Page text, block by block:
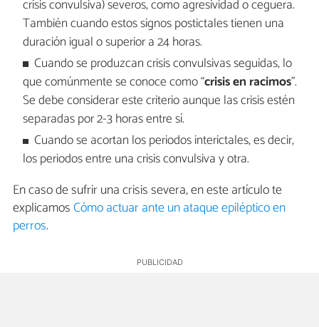
crisis convulsiva) severos, como agresividad o ceguera.
También cuando estos signos postictales tienen una
duración igual o superior a 24 horas.
Cuando se produzcan crisis convulsivas seguidas, lo
que comúnmente se conoce como “crisis en racimos”.
Se debe considerar este criterio aunque las crisis estén
separadas por 2-3 horas entre sí.
Cuando se acortan los periodos interictales, es decir,
los periodos entre una crisis convulsiva y otra.
En caso de sufrir una crisis severa, en este artículo te
explicamosCómo actuar ante un ataque epiléptico en
perros.